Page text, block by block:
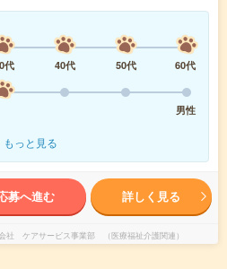
代 40代 50代
60代
男性
もっと見る
募へ進む 詳しく見る
社 ケアサービス事業部 （医療福祉介護関連）